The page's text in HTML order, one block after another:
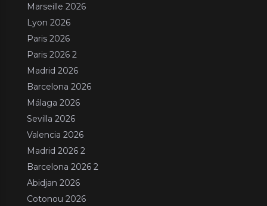
Marseille 2026
Lyon 2026
Paris 2026
Paris 2026 2
Madrid 2026
Barcelona 2026
Málaga 2026
Sevilla 2026
Valencia 2026
Madrid 2026 2
Barcelona 2026 2
Abidjan 2026
Cotonou 2026